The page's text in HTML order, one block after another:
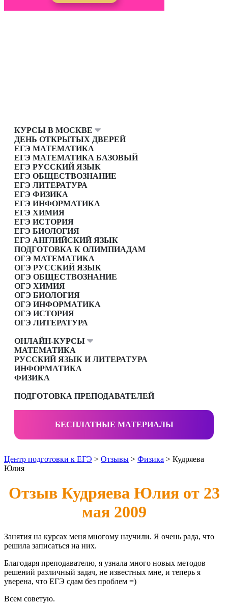
КУРСЫ В МОСКВЕ
ДЕНЬ ОТКРЫТЫХ ДВЕРЕЙ
ЕГЭ МАТЕМАТИКА
ЕГЭ МАТЕМАТИКА БАЗОВЫЙ
ЕГЭ РУССКИЙ ЯЗЫК
ЕГЭ ОБЩЕСТВОЗНАНИЕ
ЕГЭ ЛИТЕРАТУРА
ЕГЭ ФИЗИКА
ЕГЭ ИНФОРМАТИКА
ЕГЭ ХИМИЯ
ЕГЭ ИСТОРИЯ
ЕГЭ БИОЛОГИЯ
ЕГЭ АНГЛИЙСКИЙ ЯЗЫК
ПОДГОТОВКА К ОЛИМПИАДАМ
ОГЭ МАТЕМАТИКА
ОГЭ РУССКИЙ ЯЗЫК
ОГЭ ОБЩЕСТВОЗНАНИЕ
ОГЭ ХИМИЯ
ОГЭ БИОЛОГИЯ
ОГЭ ИНФОРМАТИКА
ОГЭ ИСТОРИЯ
ОГЭ ЛИТЕРАТУРА
ОНЛАЙН-КУРСЫ
МАТЕМАТИКА
РУССКИЙ ЯЗЫК И ЛИТЕРАТУРА
ИНФОРМАТИКА
ФИЗИКА
ПОДГОТОВКА ПРЕПОДАВАТЕЛЕЙ
БЕСПЛАТНЫЕ МАТЕРИАЛЫ
Центр подготовки к ЕГЭ > Отзывы > Физика > Кудряева
Юлия
Отзыв Кудряева Юлия от 23
мая 2009
Занятия на курсах меня многому научили. Я очень рада, что
решила записаться на них.
Благодаря преподавателю, я узнала много новых методов
решений различный задач, не известных мне, и теперь я
уверена, что ЕГЭ сдам без проблем =)
Всем советую.